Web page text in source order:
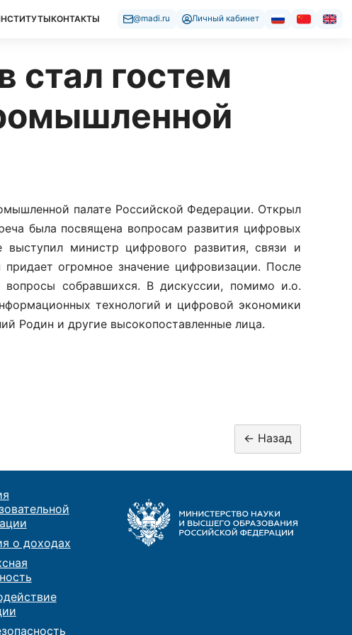
КОНТАКТЫ @madi.ru Личный кабинет
стал гостем
палате Российской Федерации. Открыл
была посвящена вопросам развития цифровых
министр цифрового развития, связи и
огромное значение цифровизации. После
вопросы собравшихся. В дискуссии, помимо и.о.
технологий и цифровой экономики
Родин и другие высокопоставленные лица.
о доходах